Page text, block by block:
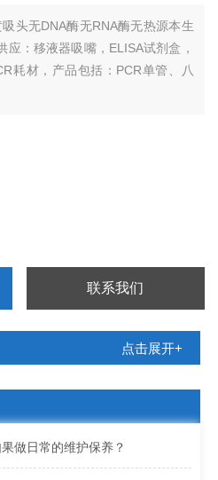
头无DNA酶无RNA酶无热源本生
应：移液器吸嘴，ELISA试剂盒，
耗材，产品包括：PCR单管、八
联系我们
点击展开+
做日常的维护保养？